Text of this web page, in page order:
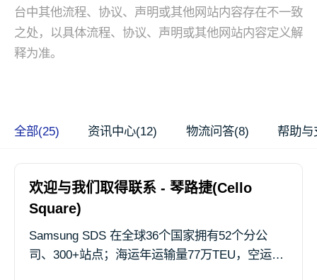
台中其他流程、协议、声明或其他网站内容存在不一致
之处，以具体流程、协议、声明或其他网站内容定义解
释为准。
全部(25) 资讯中心(12) 物流问答(8) 帮助与
欢迎与我们取得联系 - 琴路捷(Cello
Square)
Samsung SDS 在全球36个国家拥有52个分公
司、300+站点；海运年运输量77万TEU，空运年